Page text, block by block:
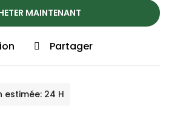
MAINTENANT
Partager
estimée: 24 H